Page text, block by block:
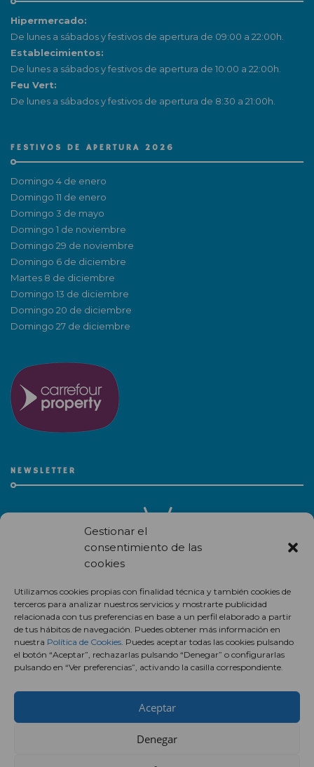
Gestionar el
consentimiento de las
cookies
Utilizamos cookies propias con finalidad técnica y también cookies de
terceros para analizar nuestros servicios y mostrarte publicidad
relacionada con tus preferencias en base a un perfil elaborado a partir
de tus hábitos de navegación. Puedes obtener más información en
nuestra Política de Cookies. Puedes aceptar todas las cookies pulsando
el botón “Aceptar”, rechazarlas pulsando “Denegar” o configurarlas
pulsando en “Ver preferencias”, activando la casilla correspondiente.
Aceptar
Denegar
Hipermercado:
De lunes a sábados y festivos de apertura de 09:00 a 22:00h.
Establecimientos:
De lunes a sábados y festivos de apertura de 10:00 a 22:00h.
Feu Vert:
De lunes a sábados y festivos de apertura de 8:30 a 21:00h.
FESTIVOS DE APERTURA 2026
Domingo 4 de enero
Domingo 11 de enero
Domingo 3 de mayo
Domingo 1 de noviembre
Domingo 29 de noviembre
Domingo 6 de diciembre
Martes 8 de diciembre
Domingo 13 de diciembre
Domingo 20 de diciembre
Domingo 27 de diciembre
NEWSLETTER
centro comercial.
Suscríbete